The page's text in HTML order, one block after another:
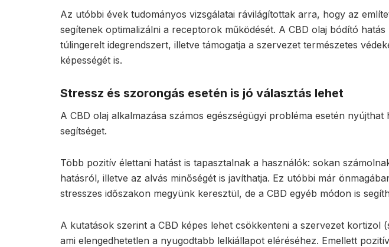
Az utóbbi évek tudományos vizsgálatai rávilágítottak arra, hogy az
segítenek optimalizálni a receptorok működését. A CBD olaj bódító
túlingerelt idegrendszert, illetve támogatja a szervezet természetes
képességét is.
Stressz és szorongás esetén is jó választás lehet
A CBD olaj alkalmazása számos egészségügyi probléma esetén nyújthat
segítséget.
Több pozitív élettani hatást is tapasztalnak a használók: sokan
hatásról, illetve az alvás minőségét is javíthatja. Ez utóbbi már
stresszes időszakon megyünk keresztül, de a CBD egyéb módon is
A kutatások szerint a CBD képes lehet csökkenteni a szervezet kortizol
ami elengedhetetlen a nyugodtabb lelkiállapot eléréséhez. Emellett